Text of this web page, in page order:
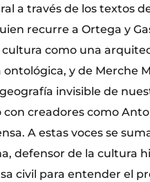
a través de los textos
recurre a Ortega y
cultura como una
ontológica, y de Merche
invisible de
con creadores como
A estas voces se
defensor de la cultura
civil para entender el